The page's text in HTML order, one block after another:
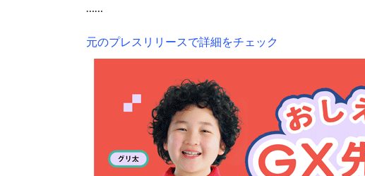
……
元のプレスリリースで詳細をチェック